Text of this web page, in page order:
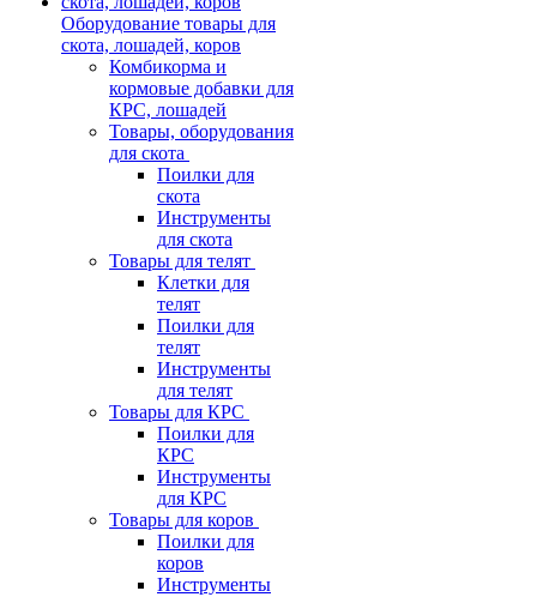
Оборудование товары для
скота, лошадей, коров
Комбикорма и
кормовые добавки для
КРС, лошадей
Товары, оборудования
для скота
Поилки для
скота
Инструменты
для скота
Товары для телят
Клетки для
телят
Поилки для
телят
Инструменты
для телят
Товары для КРС
Поилки для
КРС
Инструменты
для КРС
Товары для коров
Поилки для
коров
Инструменты